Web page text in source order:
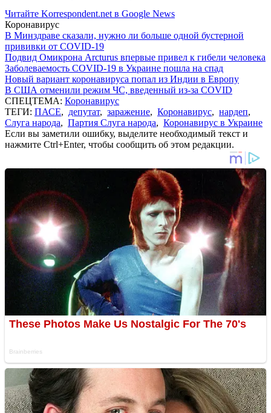
Читайте Korrespondent.net в Google News
Коронавирус
В Минздраве сказали, нужно ли больше одной бустерной
прививки от COVID-19
Подвид Омикрона Arcturus впервые привел к гибели человека
Заболеваемость COVID-19 в Украине пошла на спад
Новый вариант коронавируса попал из Индии в Европу
В США отменили режим ЧС, введенный из-за COVID
СПЕЦТЕМА: Коронавирус
ТЕГИ: ПАСЕ, депутат, заражение, Коронавирус, нардеп,
Слуга народа, Партия Слуга народа, Коронавирус в Украине
Если вы заметили ошибку, выделите необходимый текст и
нажмите Ctrl+Enter, чтобы сообщить об этом редакции.